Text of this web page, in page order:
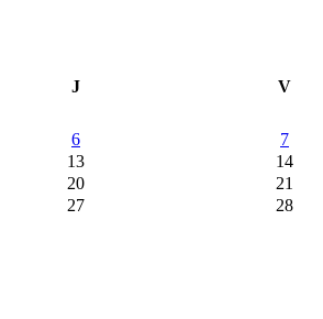
J V
6 7
13 14
20 21
27 28